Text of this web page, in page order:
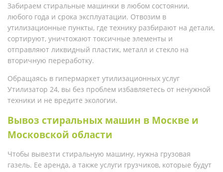
Забираем стиральные машинки в любом состоянии,
любого года и срока эксплуатации. Отвозим в
утилизационные пункты, где технику разбирают на детали,
сортируют, уничтожают токсичные элементы и
отправляют ликвидный пластик, металл и стекло на
вторичную переработку.
Обращаясь в гипермаркет утилизационных услуг
Утилизатор 24, вы без проблем избавляетесь от ненужной
техники и не вредите экологии.
Вывоз стиральных машин в Москве и
Московской области
Чтобы вывезти стиральную машину, нужна грузовая
газель. Ее аренда, а также услуги грузчиков, которые будут